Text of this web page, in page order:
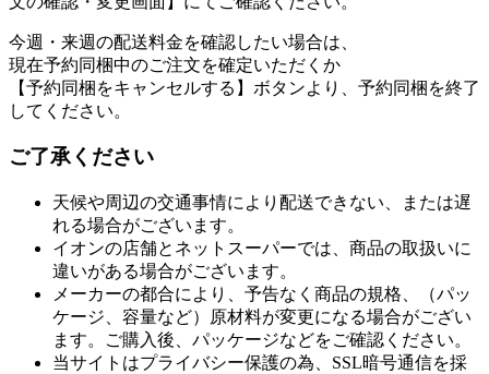
今週・来週の配送料金を確認したい場合は、
現在予約同梱中のご注文を確定いただくか
【予約同梱をキャンセルする】ボタンより、予約同梱を終了
してください。
ご了承ください
天候や周辺の交通事情により配送できない、または遅
れる場合がございます。
イオンの店舗とネットスーパーでは、商品の取扱いに
違いがある場合がございます。
メーカーの都合により、予告なく商品の規格、（パッ
ケージ、容量など）原材料が変更になる場合がござい
ます。ご購入後、パッケージなどをご確認ください。
当サイトはプライバシー保護の為、SSL暗号通信を採